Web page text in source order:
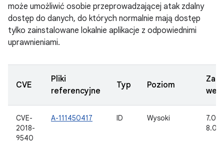
może umożliwić osobie przeprowadzającej atak zdalny
dostęp do danych, do których normalnie mają dostęp
tylko zainstalowane lokalnie aplikacje z odpowiednimi
uprawnieniami.
CVE
Pliki
referencyjne
Typ Poziom
CVE-
2018-
9540
A-111450417 ID Wysoki
7.0,
8.0,